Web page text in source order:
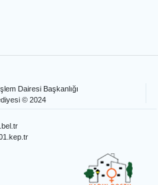
Dairesi Başkanlığı
© 2024